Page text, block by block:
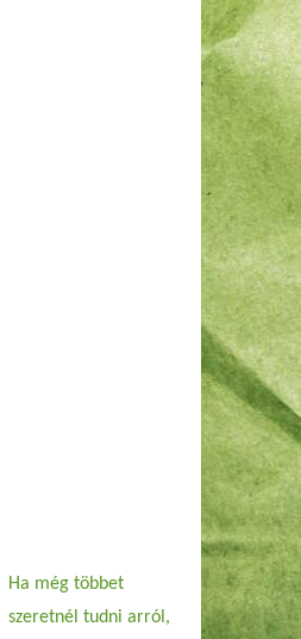
Ha még többet
szeretnél tudni arról,